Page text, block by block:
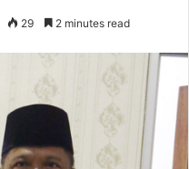
29 2 minutes read